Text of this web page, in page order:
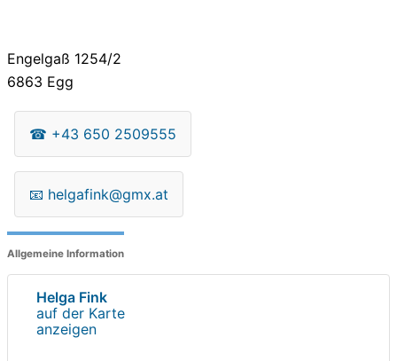
Engelgaß 1254/2
6863 Egg
☎ +43 650 2509555
📧 helgafink@gmx.at
Allgemeine Information
Helga Fink
auf der Karte
anzeigen